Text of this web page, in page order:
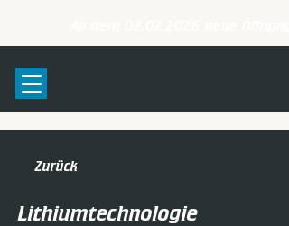
Zurück
Lithiumtechnologie